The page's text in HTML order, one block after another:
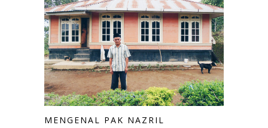
MENGENAL PAK NAZRIL